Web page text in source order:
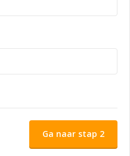
Ga naar stap 2